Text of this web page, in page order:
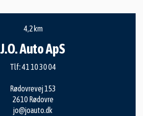
4,2 km
J.O. Auto ApS
Tlf:41 10 30 04
Rødovrevej 153
2610 Rødovre
jo@joauto.dk